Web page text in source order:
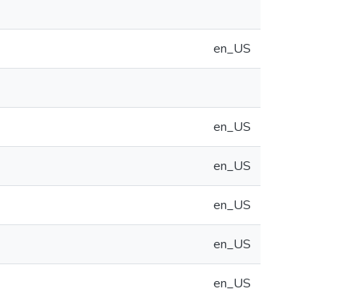
en_US
en_US
en_US
en_US
en_US
en_US